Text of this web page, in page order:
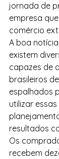
jornada de
empresa
comércio
A boa
existem
capazes de
brasileiros
espalhados
utilizar
resultados
Os
recebem